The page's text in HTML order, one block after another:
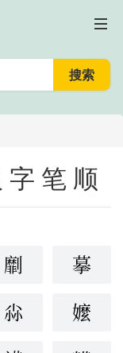
笔顺
劘
摹
尛
嬤